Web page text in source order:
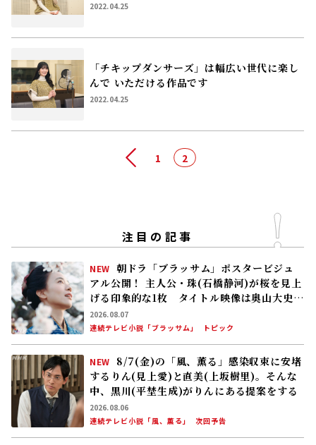
2022.04.25
「チキップダンサーズ」は幅広い世代に楽し
んで いただける作品です
2022.04.25
前へ 1 2
注目の記事
NEW 朝ドラ「ブラッサム」ポスタービジュ
アル公開！ 主人公・珠(石橋静河)が桜を見上
げる印象的な1枚 タイトル映像は奥山大史監
督、語りは三條雅幸アナ 2026年度後期放
送
2026.08.07
連続テレビ小説「ブラッサム」
トピック
NEW
8/7(金)の「風、薫る」感染収束に安堵
するりん(見上愛)と直美(上坂樹里)。そんな
中、黒川(平埜生成)がりんにある提案をする
2026.08.06
連続テレビ小説「風、薫る」
次回予告